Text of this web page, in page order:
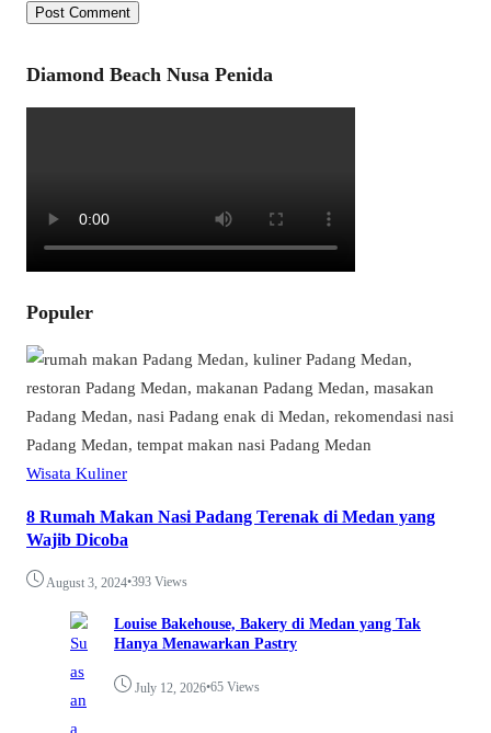
Diamond Beach Nusa Penida
Populer
Wisata Kuliner
8 Rumah Makan Nasi Padang Terenak di Medan yang
Wajib Dicoba
August 3, 2024•393 Views
Louise Bakehouse, Bakery di Medan yang Tak
Hanya Menawarkan Pastry
July 12, 2026•65 Views